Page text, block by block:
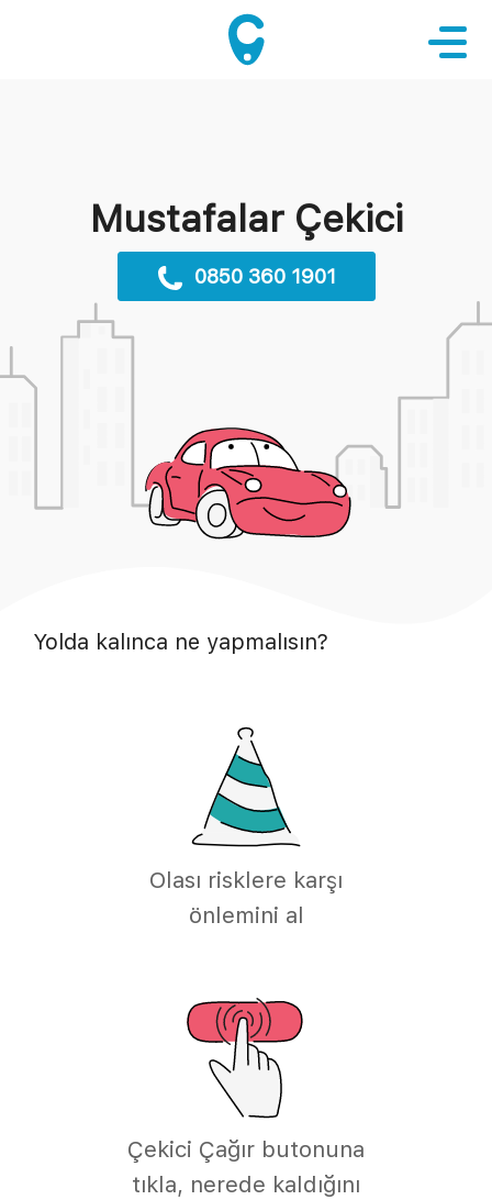
Mustafalar Çekici
0850 360 1901
Yolda kalınca ne yapmalısın?
Olası risklere karşı
önlemini al
Çekici Çağır butonuna
tıkla, nerede kaldığını